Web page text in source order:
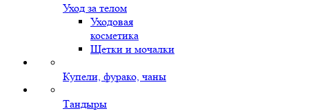
Уход за телом
Уходовая
косметика
Щетки и мочалки
Купели, фурако, чаны
Тандыры